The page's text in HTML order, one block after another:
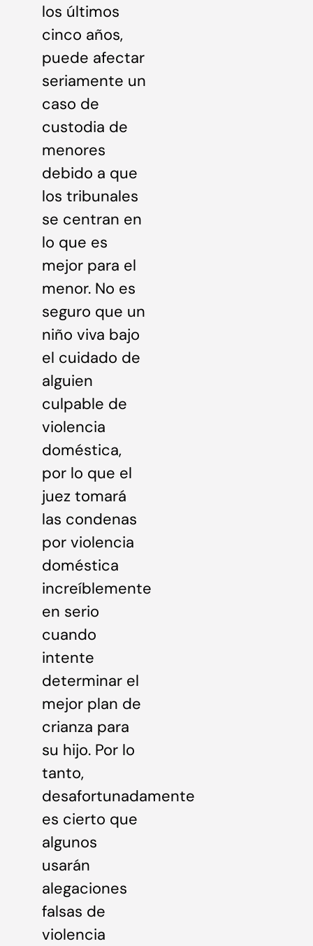
los últimos
cinco años,
puede afectar
seriamente un
caso de
custodia de
menores
debido a que
los tribunales
se centran en
lo que es
mejor para el
menor. No es
seguro que un
niño viva bajo
el cuidado de
alguien
culpable de
violencia
doméstica,
por lo que el
juez tomará
las condenas
por violencia
doméstica
increíblemente
en serio
cuando
intente
determinar el
mejor plan de
crianza para
su hijo. Por lo
tanto,
desafortunadamente
es cierto que
algunos
usarán
alegaciones
falsas de
violencia